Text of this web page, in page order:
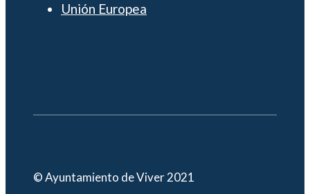
Unión Europea
© Ayuntamiento de Viver 2021